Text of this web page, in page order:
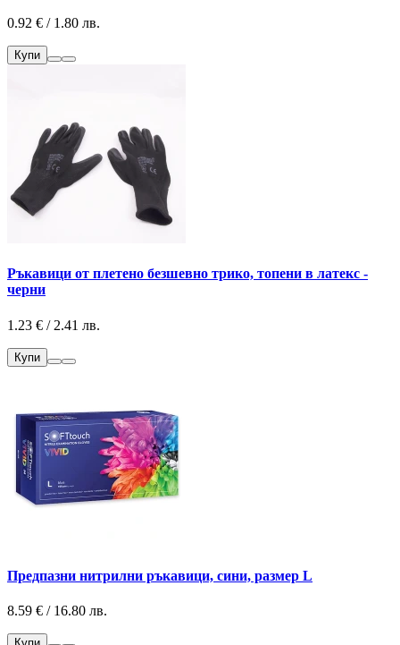
0.92 € / 1.80 лв.
Купи
Ръкавици от плетено безшевно трико, топени в латекс -
черни
1.23 € / 2.41 лв.
Купи
Предпазни нитрилни ръкавици, сини, размер L
8.59 € / 16.80 лв.